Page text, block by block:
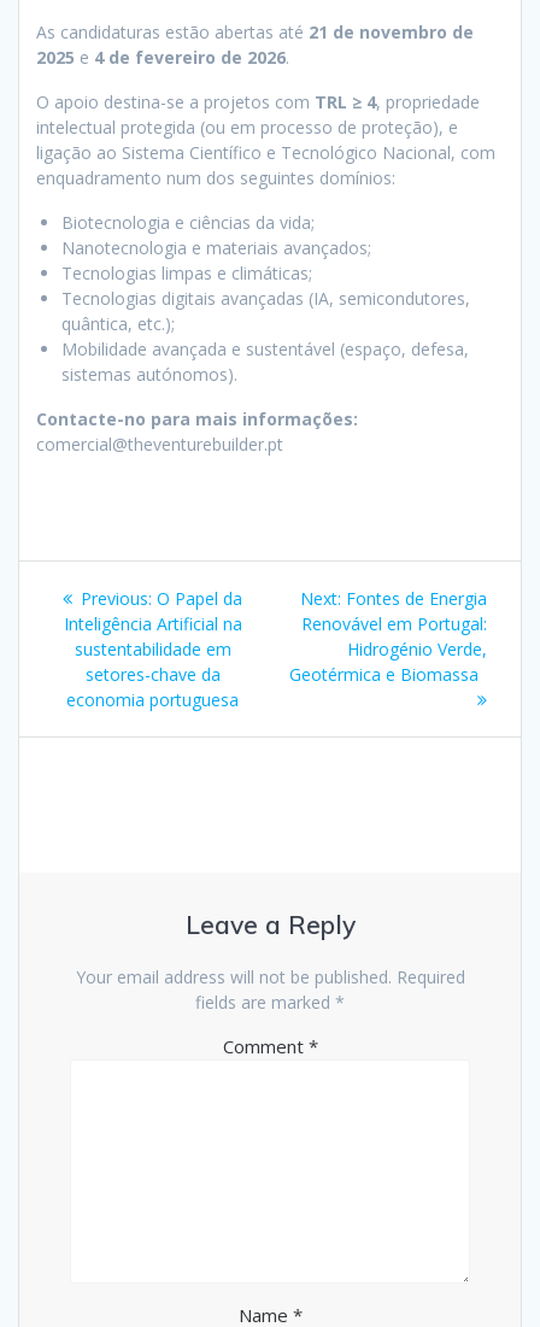
As candidaturas estão abertas até 21 de novembro de
2025 e 4 de fevereiro de 2026.
O apoio destina-se a projetos com TRL ≥ 4, propriedade
intelectual protegida (ou em processo de proteção), e
ligação ao Sistema Científico e Tecnológico Nacional, com
enquadramento num dos seguintes domínios:
Biotecnologia e ciências da vida;
Nanotecnologia e materiais avançados;
Tecnologias limpas e climáticas;
Tecnologias digitais avançadas (IA, semicondutores,
quântica, etc.);
Mobilidade avançada e sustentável (espaço, defesa,
sistemas autónomos).
Contacte-no para mais informações:
comercial@theventurebuilder.pt
Post
navigation
Previous: Previous
post:
O Papel da
Inteligência Artificial na
sustentabilidade em
setores-chave da
economia portuguesa
Next: Next
post:
Fontes de Energia
Renovável em Portugal:
Hidrogénio Verde,
Geotérmica e Biomassa
Leave a Reply
Your email address will not be published. Required
fields are marked *
Comment *
Name *